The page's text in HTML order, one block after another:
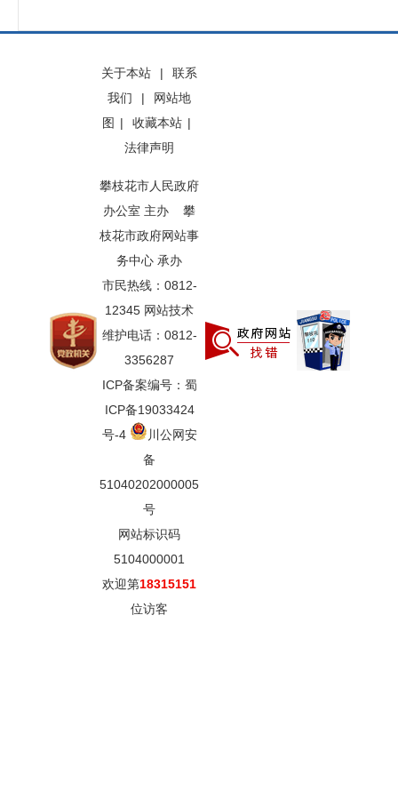
关于本站 |
联系
我们
|
网站地
图 | 收藏本站 |
法律声明
攀枝花市人民政府
办公室 主办 攀
枝花市政府网站事
务中心 承办
市民热线：0812-
12345 网站技术
维护电话：0812-
3356287
ICP备案编号：蜀
ICP备19033424
号-4
川公网安
备
51040202000005
号
网站标识码
5104000001
欢迎第18315151
位访客